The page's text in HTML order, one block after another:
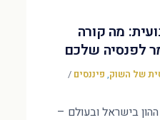
מה קורה
לפנסיה שלכם
של השוק, פיננסים /
בישראל ובעולם –